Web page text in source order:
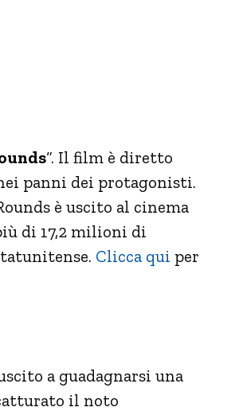
“. Il film è diretto
panni dei protagonisti.
è uscito al cinema
di 17,2 milioni di
Clicca qui per
a guadagnarsi una
il noto